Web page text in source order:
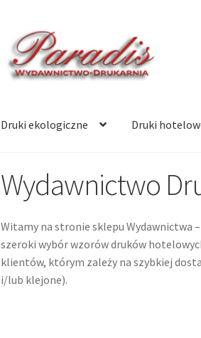
Przejdź
do
nawigacji
Przejdź
do
treści
Druki ekologiczne Druki
Wydawnictwo
Witamy na stronie sklepu Wydawnictwa
szeroki wybór wzorów druków
klientów, którym zależy na szybkiej
i/lub klejone).